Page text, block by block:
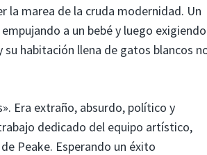
la marea de la cruda modernidad. Un
a un bebé y luego exigiendo
su habitación llena de gatos blancos
Era extraño, absurdo, político y
dedicado del equipo artístico,
Peake. Esperando un éxito